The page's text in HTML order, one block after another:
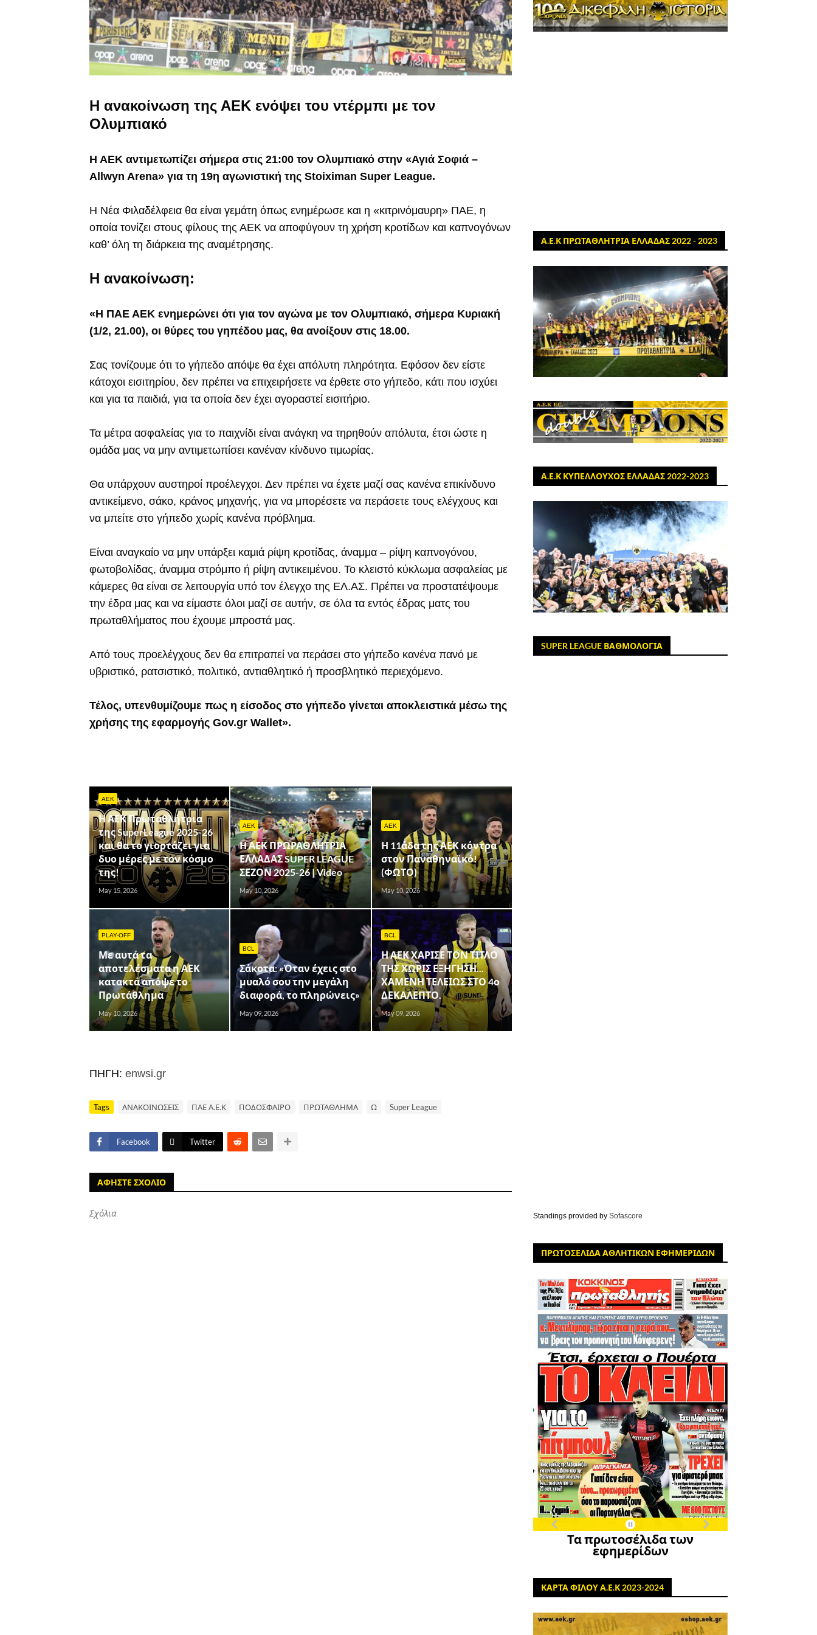
Η ανακοίνωση της ΑΕΚ ενόψει του ντέρμπι με τον
Ολυμπιακό
Η ΑΕΚ αντιμετωπίζει σήμερα στις 21:00 τον Ολυμπιακό στην «Αγιά Σοφιά –
Allwyn Arena» για τη 19η αγωνιστική της Stoiximan Super League.
Η Νέα Φιλαδέλφεια θα είναι γεμάτη όπως ενημέρωσε και η «κιτρινόμαυρη» ΠΑΕ, η
οποία τονίζει στους φίλους της ΑΕΚ να αποφύγουν τη χρήση κροτίδων και καπνογόνων
καθ’ όλη τη διάρκεια της αναμέτρησης.
Η ανακοίνωση:
«Η ΠΑΕ ΑΕΚ ενημερώνει ότι για τον αγώνα με τον Ολυμπιακό, σήμερα Κυριακή
(1/2, 21.00), οι θύρες του γηπέδου μας, θα ανοίξουν στις 18.00.
Σας τονίζουμε ότι το γήπεδο απόψε θα έχει απόλυτη πληρότητα. Εφόσον δεν είστε
κάτοχοι εισιτηρίου, δεν πρέπει να επιχειρήσετε να έρθετε στο γήπεδο, κάτι που ισχύει
και για τα παιδιά, για τα οποία δεν έχει αγοραστεί εισιτήριο.
Τα μέτρα ασφαλείας για το παιχνίδι είναι ανάγκη να τηρηθούν απόλυτα, έτσι ώστε η
ομάδα μας να μην αντιμετωπίσει κανέναν κίνδυνο τιμωρίας.
Θα υπάρχουν αυστηροί προέλεγχοι. Δεν πρέπει να έχετε μαζί σας κανένα επικίνδυνο
αντικείμενο, σάκο, κράνος μηχανής, για να μπορέσετε να περάσετε τους ελέγχους και
να μπείτε στο γήπεδο χωρίς κανένα πρόβλημα.
Είναι αναγκαίο να μην υπάρξει καμιά ρίψη κροτίδας, άναμμα – ρίψη καπνογόνου,
φωτοβολίδας, άναμμα στρόμπο ή ρίψη αντικειμένου. Το κλειστό κύκλωμα ασφαλείας με
κάμερες θα είναι σε λειτουργία υπό τον έλεγχο της ΕΛ.ΑΣ. Πρέπει να προστατέψουμε
την έδρα μας και να είμαστε όλοι μαζί σε αυτήν, σε όλα τα εντός έδρας ματς του
πρωταθλήματος που έχουμε μπροστά μας.
Από τους προελέγχους δεν θα επιτραπεί να περάσει στο γήπεδο κανένα πανό με
υβριστικό, ρατσιστικό, πολιτικό, αντιαθλητικό ή προσβλητικό περιεχόμενο.
Τέλος, υπενθυμίζουμε πως η είσοδος στο γήπεδο γίνεται αποκλειστικά μέσω της
χρήσης της εφαρμογής Gov.gr Wallet».
AEK
Η ΑΕΚ Πρωταθλήτρια
της SuperLeague 2025-26
και θα το γιορτάζει για
δυο μέρες με τον κόσμο
της!
May 15, 2026
AEK
Η ΑΕΚ ΠΡΩΡΑΘΛΗΤΡΙΑ
ΕΛΛΑΔΑΣ SUPER LEAGUE
ΣΕΖΟΝ 2025-26 | Video
May 10, 2026
AEK
Η 11άδα της ΑΕΚ κόντρα
στον Παναθηναϊκό!
(ΦΩΤΟ)
May 10, 2026
PLAY-OFF
Με αυτά τα
αποτελέσματα η ΑΕΚ
κατακτά απόψε το
Πρωτάθλημα
May 10, 2026
BCL
Σάκοτα: «Όταν έχεις στο
μυαλό σου την μεγάλη
διαφορά, το πληρώνεις»
May 09, 2026
BCL
Η ΑΕΚ ΧΑΡΙΣΕ ΤΟΝ ΤΙΤΛΟ
ΤΗΣ ΧΩΡΙΣ ΕΞΗΓΗΣΗ...
ΧΑΜΕΝΗ ΤΕΛΕΙΩΣ ΣΤΟ 4ο
ΔΕΚΑΛΕΠΤΟ.
May 09, 2026
ΠΗΓΗ: enwsi.gr
Tags ΑΝΑΚΟΙΝΩΣΕΙΣ ΠΑΕ Α.Ε.Κ ΠΟΔΟΣΦΑΙΡΟ ΠΡΩΤΑΘΛΗΜΑ Ω Super League
Facebook Twitter
ΑΦΗΣΤΕ ΣΧΟΛΙΟ
Σχόλια
Α.Ε.Κ ΠΡΩΤΑΘΛΗΤΡΙΑ ΕΛΛΑΔΑΣ 2022 - 2023
Α.Ε.Κ ΚΥΠΕΛΛΟΥΧΟΣ ΕΛΛΑΔΑΣ 2022-2023
SUPER LEAGUE ΒΑΘΜΟΛΟΓΙΑ
Standings provided by Sofascore
ΠΡΩΤΟΣΕΛΙΔΑ ΑΘΛΗΤΙΚΩΝ ΕΦΗΜΕΡΙΔΩΝ
Τα πρωτοσέλιδα των
εφημερίδων
ΚΑΡΤΑ ΦΙΛΟΥ Α.Ε.Κ 2023-2024